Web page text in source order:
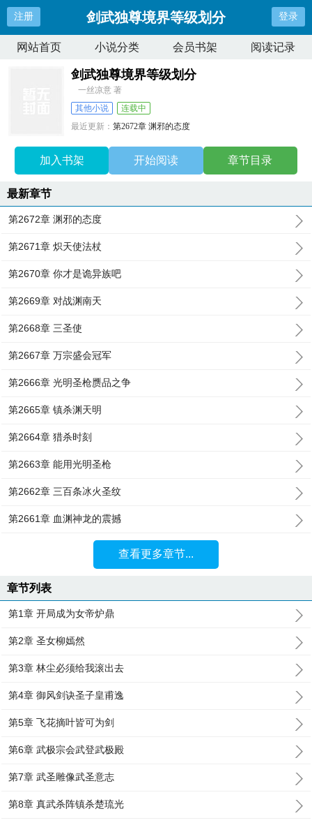
注册 剑武独尊境界等级划分 登录
网站首页 小说分类 会员书架 阅读记录
剑武独尊境界等级划分
一丝凉意 著
其他小说
连载中
最近更新：第2672章 渊邪的态度
加入书架 开始阅读 章节目录
最新章节
第2672章 渊邪的态度
第2671章 炽天使法杖
第2670章 你才是诡异族吧
第2669章 对战渊南天
第2668章 三圣使
第2667章 万宗盛会冠军
第2666章 光明圣枪赝品之争
第2665章 镇杀渊天明
第2664章 猎杀时刻
第2663章 能用光明圣枪
第2662章 三百条冰火圣纹
第2661章 血渊神龙的震撼
查看更多章节...
章节列表
第1章 开局成为女帝炉鼎
第2章 圣女柳嫣然
第3章 林尘必须给我滚出去
第4章 御风剑诀圣子皇甫逸
第5章 飞花摘叶皆可为剑
第6章 武极宗会武登武极殿
第7章 武圣雕像武圣意志
第8章 真武杀阵镇杀楚琉光